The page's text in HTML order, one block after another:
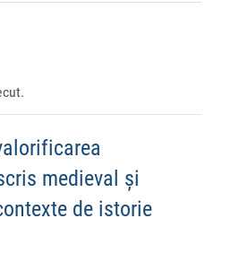
medieval și
de istorie